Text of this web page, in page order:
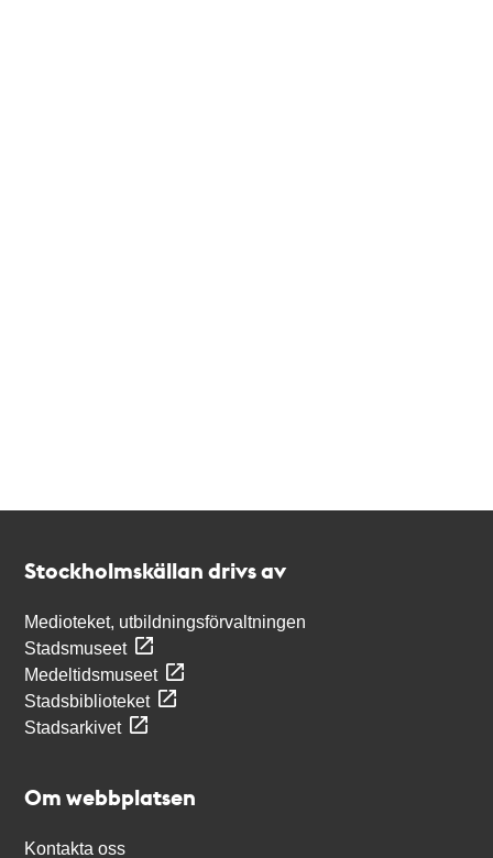
Stockholmskällan drivs av
Medioteket, utbildningsförvaltningen
Stadsmuseet
Medeltidsmuseet
Stadsbiblioteket
Stadsarkivet
Om webbplatsen
Kontakta oss